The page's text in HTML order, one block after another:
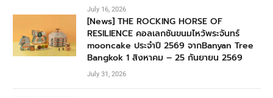
July 16, 2026
[News] THE ROCKING HORSE OF
RESILIENCE คอลเลกชันขนมไหว้พระจันทร์
mooncake ประจำปี 2569 จากBanyan Tree
Bangkok 1 สิงหาคม – 25 กันยายน 2569
July 31, 2026